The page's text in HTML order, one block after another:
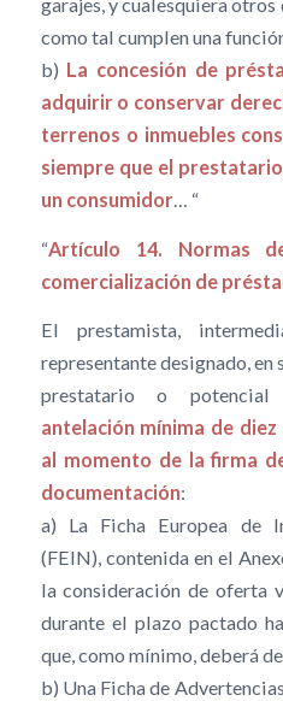
como tal cumplen una
b) La concesión de
adquirir o conservar
terrenos o inmuebles
siempre que el
un consumidor… “
“Artículo 14. Normas
comercialización de
El prestamista,
representante designado, en
prestatario o potencial
antelación mínima de
al momento de la firma
documentación:
a) La Ficha Europea de
(FEIN), contenida en el
la consideración de oferta
durante el plazo pactado
que, como mínimo, deberá
b) Una Ficha de